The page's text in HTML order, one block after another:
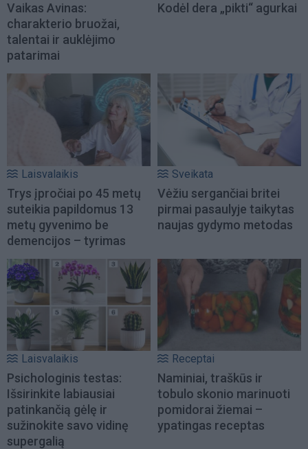
Vaikas Avinas:
charakterio bruožai,
talentai ir auklėjimo
patarimai
Kodėl dera „pikti“ agurkai
Laisvalaikis
Trys įpročiai po 45 metų
suteikia papildomus 13
metų gyvenimo be
demencijos – tyrimas
Sveikata
Vėžiu sergančiai britei
pirmai pasaulyje taikytas
naujas gydymo metodas
Laisvalaikis
Psichologinis testas:
Išsirinkite labiausiai
patinkančią gėlę ir
sužinokite savo vidinę
supergalią
Receptai
Naminiai, traškūs ir
tobulo skonio marinuoti
pomidorai žiemai –
ypatingas receptas